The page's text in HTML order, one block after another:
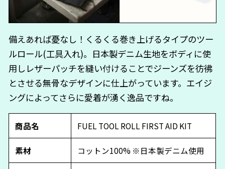
備えあれば憂なし！くるくる巻き上げるタイプのツー
ルロール(工具入れ)。日本製デニム生地をボディに使
用しレザーパッチを縫い付けることでジーンズを彷彿
とさせる無骨なデザインに仕上がっています。エイジ
ングによってさらに愛着が湧く逸品ですね。
商品名 FUEL TOOL ROLL FIRST AID KIT
素材 コットン100% ※日本製デニム使用